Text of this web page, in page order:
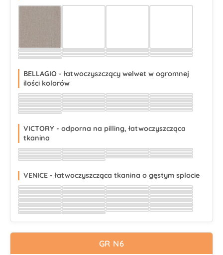
Wybierz Wybierz Wybierz Wybierz
Wybierz Wybierz Wybierz Wybierz
Wybierz Wybierz Wybierz Wybierz
Wybierz
BELLAGIO - łatwoczyszczący welwet w ogromnej
ilości kolorów
Wybierz Wybierz Wybierz Wybierz
Wybierz Wybierz Wybierz Wybierz
Wybierz Wybierz Wybierz Wybierz
Wybierz Wybierz Wybierz Wybierz
Wybierz Wybierz Wybierz Wybierz
Wybierz Wybierz Wybierz Wybierz
Wybierz
VICTORY - odporna na pilling, łatwoczyszcząca
tkanina
Wybierz Wybierz Wybierz Wybierz
Wybierz Wybierz Wybierz Wybierz
Wybierz Wybierz Wybierz Wybierz
Wybierz Wybierz
VENICE - łatwoczyszcząca tkanina o gęstym splocie
Wybierz Wybierz Wybierz Wybierz
Wybierz Wybierz Wybierz Wybierz
Wybierz Wybierz Wybierz Wybierz
Wybierz Wybierz Wybierz Wybierz
Wybierz Wybierz Wybierz Wybierz
Wybierz Wybierz Wybierz Wybierz
Wybierz Wybierz Wybierz Wybierz
Wybierz Wybierz Wybierz Wybierz
Wybierz Wybierz Wybierz Wybierz
Wybierz Wybierz
GR N6